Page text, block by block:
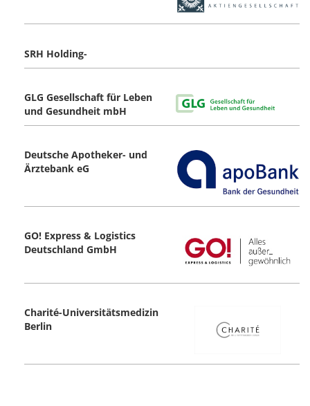
SRH Holding-
GLG Gesellschaft für Leben
und Gesundheit mbH
Deutsche Apotheker- und
Ärztebank eG
GO! Express & Logistics
Deutschland GmbH
Charité-Universitätsmedizin
Berlin